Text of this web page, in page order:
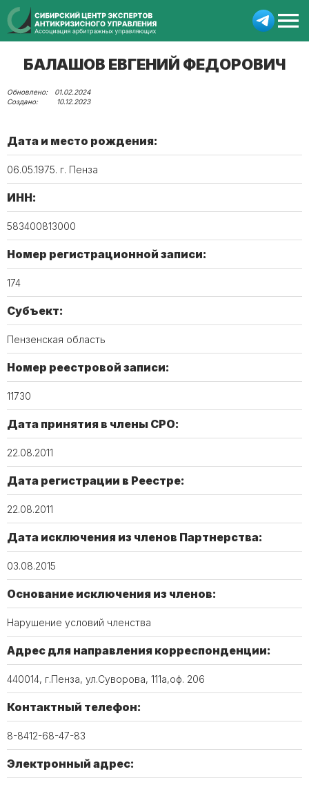
БАЛАШОВ ЕВГЕНИЙ ФЕДОРОВИЧ
01.02.2024
10.12.2023
Дата и место рождения:
06.05.1975. г. Пенза
ИНН:
583400813000
Номер регистрационной записи:
174
Субъект:
Пензенская область
Номер реестровой записи:
11730
Дата принятия в члены СРО:
22.08.2011
Дата регистрации в Реестре:
22.08.2011
Дата исключения из членов Партнерства:
03.08.2015
Основание исключения из членов:
Нарушение условий членства
Адрес для направления корреспонденции:
440014, г.Пенза, ул.Суворова, 111а,оф. 206
Контактный телефон:
8-8412-68-47-83
Электронный адрес: